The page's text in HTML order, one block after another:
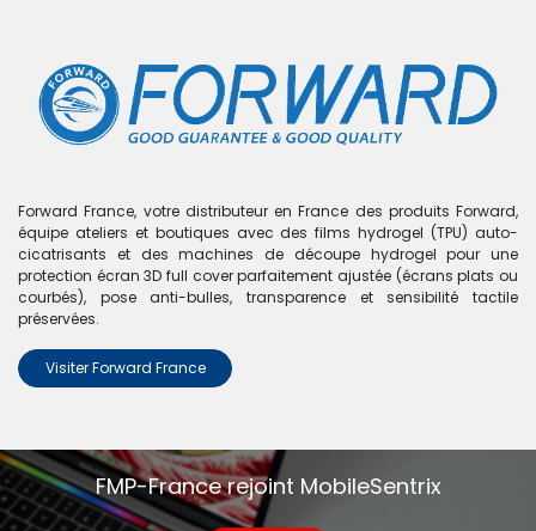
Boutique 0 articles trouvés.
Nous n'avons trouvé aucun
produit !
Aucun produit défini dans la catégorieRedmi Note 13.
Forward France, votre distributeur en France des produits Forward,
équipe ateliers et boutiques avec des films hydrogel (TPU) auto-
cicatrisants et des machines de découpe hydrogel pour une
protection écran 3D full cover parfaitement ajustée (écrans plats ou
courbés), pose anti-bulles, transparence et sensibilité tactile
préservées.
Visiter Forward France
FMP-France rejoint MobileSentrix